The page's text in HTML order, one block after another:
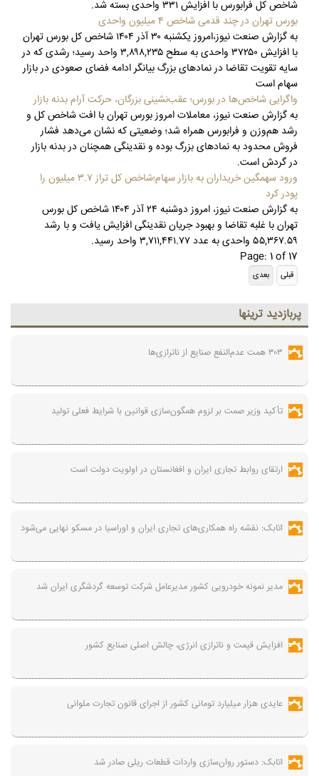
شاخص کل فرابورس با افزایش ۳۳۱ واحدی بسته شد.
بورس تهران در چند قدمی شاخص ۴ میلیون واحدی
به گزارش صنعت نیوز،امروز یکشنبه ۳۰ آذر ۱۴۰۴ شاخص کل بورس تهران
با افزایش ۳۷۲۵۰ واحدی به سطح ۳,۸۹۸,۲۳۵ واحد رسید؛ رشدی که در
سایه تقویت تقاضا در نمادهای بزرگ بیانگر ادامه فضای صعودی در بازار
سهام است
واگرایی شاخص‌ها در بورس؛ عقب‌نشینی بزرگان، حرکت آرام بدنه بازار
به گزارش صنعت نیوز، معاملات امروز بورس تهران با افت شاخص کل و
رشد هم‌وزن و فرابورس همراه شد؛ وضعیتی که نشان می‌دهد فشار
فروش محدود به نمادهای بزرگ بوده و نقدینگی همچنان در بدنه بازار
در گردش است.
ورود سهمگین خریداران به بازار سهام؛شاخص کل تراز ۳.۷ میلیون را
پودر کرد
به گزارش صنعت نیوز، امروز دوشنبه ۲۴ آذر ۱۴۰۴ شاخص کل بورس
تهران با غلبه تقاضا و بهبود جریان نقدینگی افزایش یافت و با رشد
۵۵,۳۶۷.۵۹ واحدی به عدد ۳,۷۱۱,۴۴۱.۷۷ واحد رسید.
Page: 1 of 17
پربازديد ترينها
۳۰۳ همت عدم‌النفع صنایع از ناترازی‌ها
تأکید وزیر صمت بر لزوم همگون‌سازی قوانین با شرایط فعلی تولید
ارتقای روابط تجاری ایران و افغانستان در اولویت دولت است
اتابک: نقشه راه همکاری‌های تجاری ایران و اوراسیا در مسکو نهایی می‌شود
مدیر نمونه خودرویی کشور مدیرعامل شرکت توسعه گردشگری ایران شد
افزایش قیمت و ناترازی انرژی، چالش اصلی صنایع کشور
عایدی هزار میلیارد تومانی کشور از اجرای قانون تجارت ملوانی
اتابک: دستور روان‌سازی واردات قطعات ریلی صادر شد